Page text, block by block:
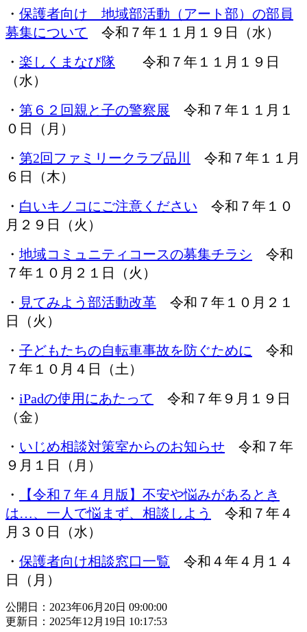
・ 保護者向け 地域部活動（アート部）の部員
募集について 令和７年１１月１９日（水）
・ 楽しくまなび隊 令和７年１１月１９日
（水）
・ 第６２回親と子の警察展 令和７年１１月１
０日（月）
・ 第2回ファミリークラブ品川
令和７年１１月
６日（木）
・ 白いキノコにご注意ください 令和７年１０
月２９日（火）
・ 地域コミュニティコースの募集チラシ 令和
７年１０月２１日（火）
・ 見てみよう部活動改革 令和７年１０月２１
日（火）
・ 子どもたちの自転車事故を防ぐために 令和
７年１０月４日（土）
・ iPadの使用にあたって 令和７年９月１９日
（金）
・ いじめ相談対策室からのお知らせ 令和７年
９月１日（月）
・
【令和７年４月版】不安や悩みがあるとき
は…、一人で悩まず、相談しよう
令和７年４
月３０日（水）
・ 保護者向け相談窓口一覧 令和４年４月１４
日（月）
公開日：2023年06月20日 09:00:00
更新日：2025年12月19日 10:17:53